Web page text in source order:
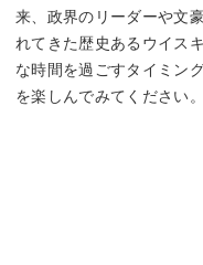
来、政界のリーダーや文
れてきた歴史あるウイス
な時間を過ごすタイミン
を楽しんでみてください。